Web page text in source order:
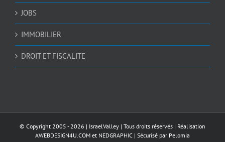
JOBS
IMMOBILIER
DROIT ET FISCALITE
© Copyright 2005 -2026 | IsraelValley | Tous droits réservés | Réalisation
AWEBDESIGN4U.COM et NEDGRAPHIC | Sécurisé par Pelomia